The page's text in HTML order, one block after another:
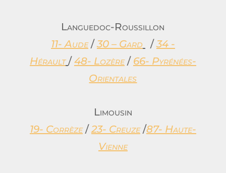
Languedoc-Roussillon
11- Aude / 30 – Gard / 34 -
Hérault / 48- Lozère / 66- Pyrénées-
Orientales
Limousin
19- Corrèze / 23- Creuze /87- Haute-
Vienne